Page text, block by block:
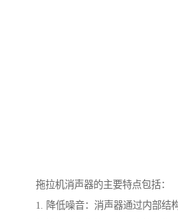
拖拉机消声器的主要特点包括：
1. 降低噪音：消声器通过内部结